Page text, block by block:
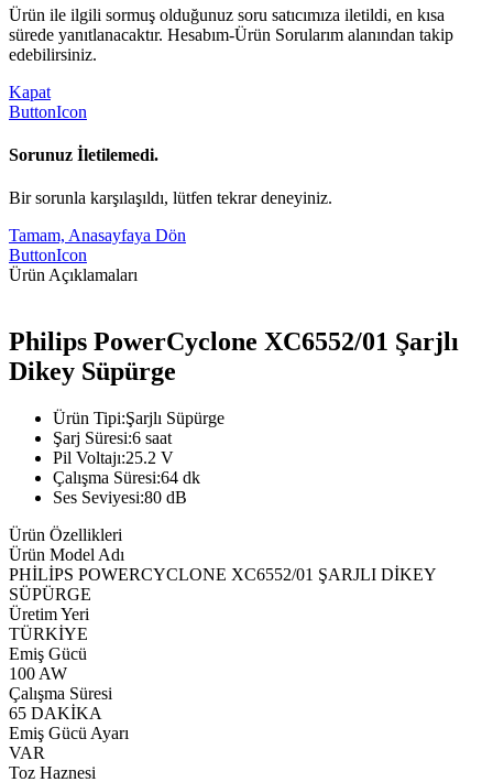
Ürün ile ilgili sormuş olduğunuz soru satıcımıza iletildi, en kısa
sürede yanıtlanacaktır. Hesabım-Ürün Sorularım alanından takip
edebilirsiniz.
Kapat
ButtonIcon
Sorunuz İletilemedi.
Bir sorunla karşılaşıldı, lütfen tekrar deneyiniz.
Tamam, Anasayfaya Dön
ButtonIcon
Ürün Açıklamaları
Philips PowerCyclone XC6552/01 Şarjlı
Dikey Süpürge
Ürün Tipi:Şarjlı Süpürge
Şarj Süresi:6 saat
Pil Voltajı:25.2 V
Çalışma Süresi:64 dk
Ses Seviyesi:80 dB
Ürün Özellikleri
Ürün Model Adı
PHİLİPS POWERCYCLONE XC6552/01 ŞARJLI DİKEY
SÜPÜRGE
Üretim Yeri
TÜRKİYE
Emiş Gücü
100 AW
Çalışma Süresi
65 DAKİKA
Emiş Gücü Ayarı
VAR
Toz Haznesi